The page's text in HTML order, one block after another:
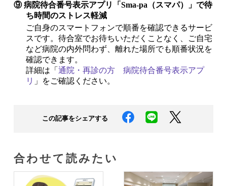
⑨ 病院待合番号表示アプリ「Sma-pa（スマパ）」で待
ち時間のストレス軽減
ご自身のスマートフォンで順番を確認できるサービ
スです。待合室でお待ちいただくことなく、ご自宅
など病院の内外問わず、離れた場所でも順番状況を
確認できます。
詳細は「 通院・再診の方 病院待合番号表示アプ
リ 」をご確認ください。
この記事をシェアする
合わせて読みたい​